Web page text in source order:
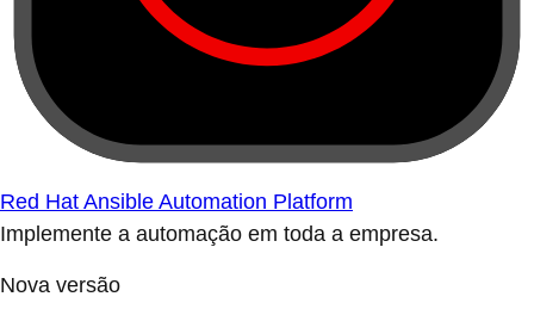
Red Hat Ansible Automation Platform
Implemente a automação em toda a empresa.
Nova versão